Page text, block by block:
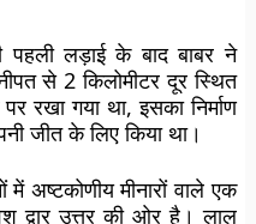
पहली लड़ाई के बाद बाबर ने
से 2 किलोमीटर दूर स्थित
रखा गया था, इसका निर्माण
जीत के लिए किया था।
अष्टकोणीय मीनारों वाले एक
द्वार उत्तर की ओर है। लाल